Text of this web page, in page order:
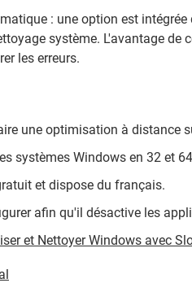
: une option est
système. L'avantage de
les erreurs.
une optimisation à distance
systèmes Windows en 32 et
et dispose du français.
afin qu'il désactive les
et Nettoyer Windows avec